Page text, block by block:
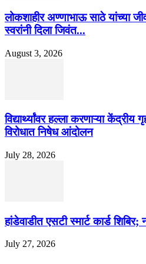
लोकशाहीर अण्णाभाऊ साठे यांच्या
स्वरांनी दिला जिवंत...
August 3, 2026
विद्यार्थ्यांवर हल्ला करणाऱ्या केंद्रीय
विरोधात निषेध आंदोलन
July 28, 2026
हांडेवाडीत एसटी स्मार्ट कार्ड शिबिर;
July 27, 2026